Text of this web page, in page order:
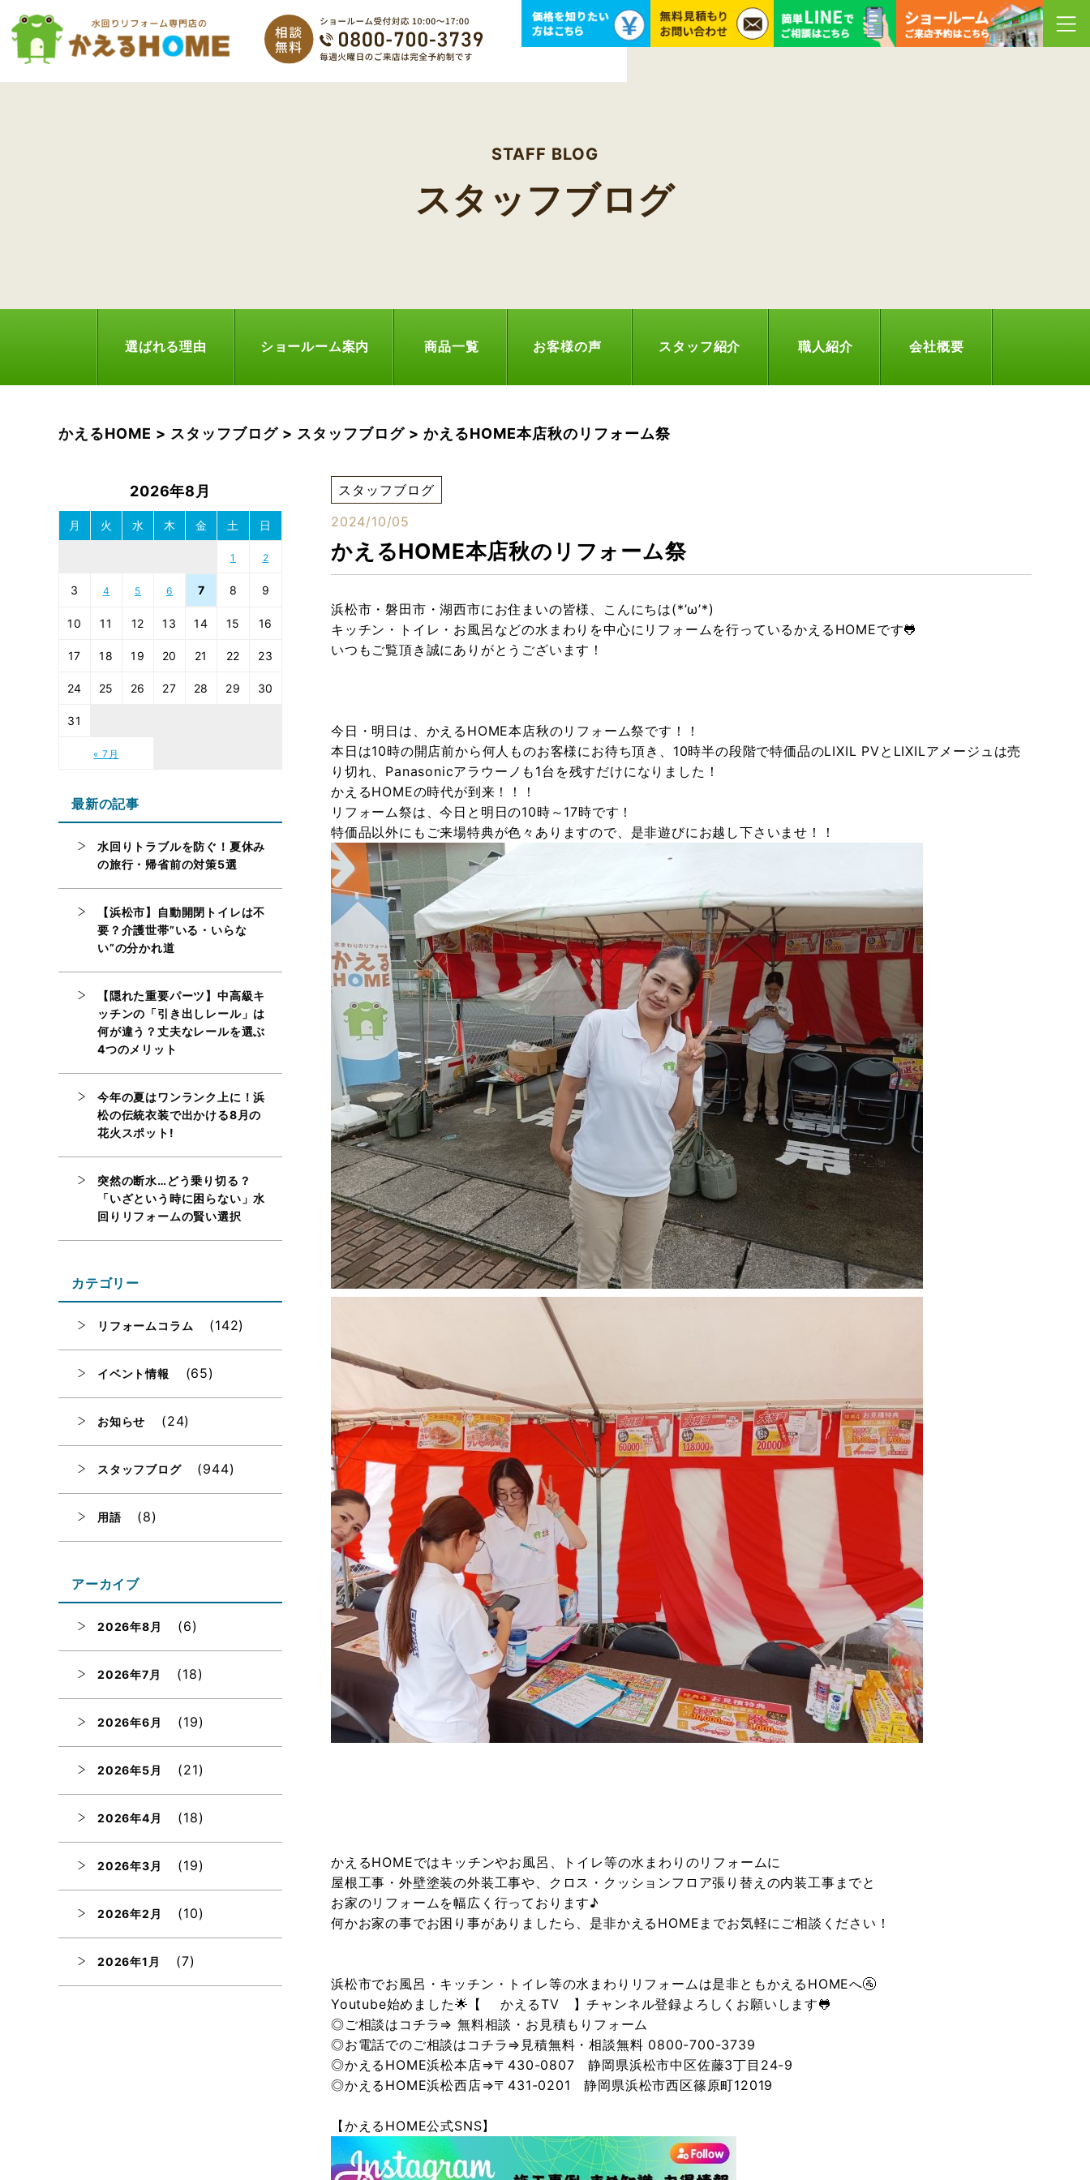
STAFF BLOG
スタッフブログ
選ばれる理由 ショールーム案内 商品一覧 お客様の声 スタッフ紹介 職人紹介 会社概要
かえるHOME > スタッフブログ > スタッフブログ > かえるHOME本店秋のリフォーム祭
スタッフブログ
2024/10/05
かえるHOME本店秋のリフォーム祭
浜松市・磐田市・湖西市にお住まいの皆様、こんにちは(*’ω’*)
キッチン・トイレ・お風呂などの水まわりを中心にリフォームを行っているかえるHOMEです🐸
いつもご覧頂き誠にありがとうございます！
今日・明日は、かえるHOME本店秋のリフォーム祭です！！
本日は10時の開店前から何人ものお客様にお待ち頂き、10時半の段階で特価品のLIXIL PVとLIXILアメージュは売
り切れ、Panasonicアラウーノも1台を残すだけになりました！
かえるHOMEの時代が到来！！！
リフォーム祭は、今日と明日の10時～17時です！
特価品以外にもご来場特典が色々ありますので、是非遊びにお越し下さいませ！！
かえるHOMEではキッチンやお風呂、トイレ等の水まわりのリフォームに
屋根工事・外壁塗装の外装工事や、クロス・クッションフロア張り替えの内装工事までと
お家のリフォームを幅広く行っております♪
何かお家の事でお困り事がありましたら、是非かえるHOMEまでお気軽にご相談ください！
浜松市でお風呂・キッチン・トイレ等の水まわりリフォームは是非ともかえるHOMEへ🚰
Youtube始めました🌟【 かえるTV 】チャンネル登録よろしくお願いします🐸
◎ご相談はコチラ⇒ 無料相談・お見積もりフォーム
◎お電話でのご相談はコチラ⇒見積無料・相談無料 0800-700-3739
◎かえるHOME浜松本店⇒〒430-0807 静岡県浜松市中区佐藤3丁目24-9
◎かえるHOME浜松西店⇒〒431-0201 静岡県浜松市西区篠原町12019
【かえるHOME公式SNS】
2026年8月
月 火 水 木 金 土 日
« 7月
1 2
3 4 5 6 7 8 9
10 11 12 13 14 15 16
17 18 19 20 21 22 23
24 25 26 27 28 29 30
31
最新の記事
水回りトラブルを防ぐ！夏休み
の旅行・帰省前の対策5選
【浜松市】自動開閉トイレは不
要？介護世帯”いる・いらな
い”の分かれ道
【隠れた重要パーツ】中高級キ
ッチンの「引き出しレール」は
何が違う？丈夫なレールを選ぶ
4つのメリット
今年の夏はワンランク上に！浜
松の伝統衣装で出かける8月の
花火スポット!
突然の断水…どう乗り切る？
「いざという時に困らない」水
回りリフォームの賢い選択
カテゴリー
リフォームコラム (142)
イベント情報 (65)
お知らせ (24)
スタッフブログ (944)
用語 (8)
アーカイブ
2026年8月 (6)
2026年7月 (18)
2026年6月 (19)
2026年5月 (21)
2026年4月 (18)
2026年3月 (19)
2026年2月 (10)
2026年1月 (7)